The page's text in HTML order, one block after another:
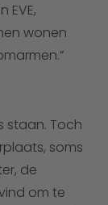
EVE,
wonen
staan. Toch
soms
de
om te